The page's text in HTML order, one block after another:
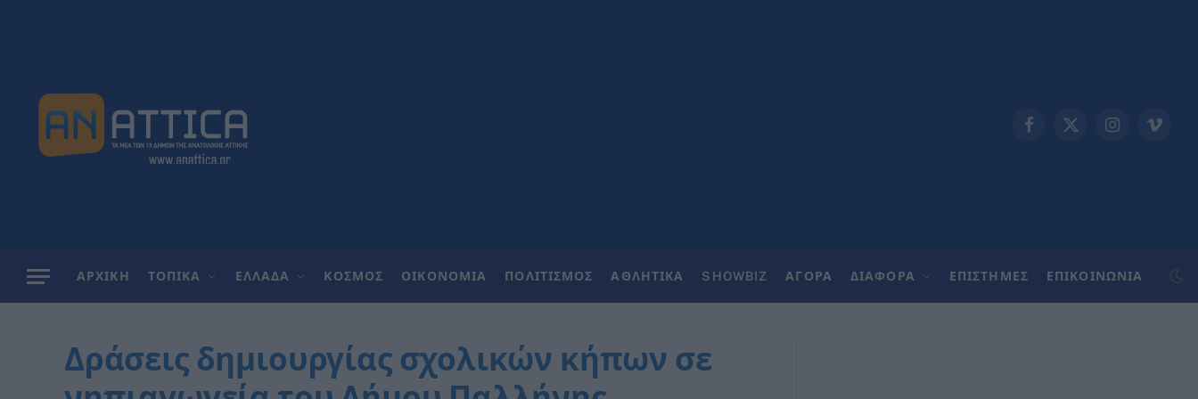
Facebook
X
InstagramVimeo
ΑΡΧΙΚΗ ΤΟΠΙΚΑ ΕΛΛΑΔΑ ΚΟΣΜΟΣ ΟΙΚΟΝΟΜΙΑ ΠΟΛΙΤΙΣΜΟΣ ΑΘΛΗΤΙΚΑ SHOWBIZ ΑΓΟΡΑ ΔΙΑΦΟΡΑ ΕΠΙΣΤΗΜΕΣ ΕΠΙΚΟΙΝΩΝΊΑ
Δράσεις δημιουργίας σχολικών κήπων σε